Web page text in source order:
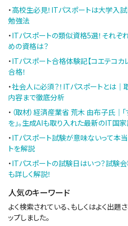
・高校生必見！ITパスポートは大学入
勉強法
・ITパスポートの類似資格5選！それぞ
めの資格は？
・ITパスポート合格体験記【コエテコカ
合格！
・社会人に必須？！ITパスポートとは｜
内容まで徹底分析
・ （取材）経済産業省 荒木 由布子氏｜
を」。生成AIも取り入れた最新のIT国
・ITパスポート試験が意味ないって本
トを解説
・ITパスポートの試験日はいつ？試験
も詳しく解説！
人気のキーワード
よく検索されている、もしくはよく出題
ップしました。